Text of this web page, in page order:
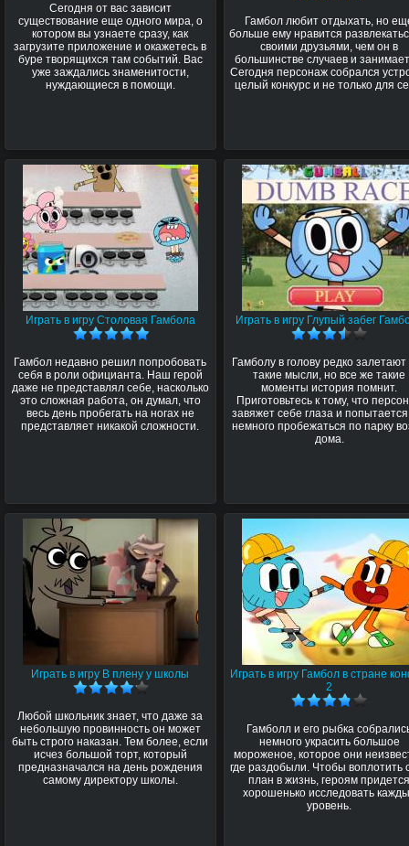
Сегодня от вас зависит
существование еще одного мира, о
котором вы узнаете сразу, как
загрузите приложение и окажетесь в
буре творящихся там событий. Вас
уже заждались знаменитости,
нуждающиеся в помощи.
Гамбол любит отдыхать, но
больше ему нравится
своими друзьями, чем он в
большинстве случаев и
Сегодня персонаж собрался
целый конкурс и не только для
Играть в игру Столовая Гамбола
Гамбол недавно решил попробовать
себя в роли официанта. Наш герой
даже не представлял себе, насколько
это сложная работа, он думал, что
весь день пробегать на ногах не
представляет никакой сложности.
Играть в игру Глупый забег
Гамболу в голову редко залетают
такие мысли, но все же такие
моменты история помнит.
Приготовьтесь к тому, что
завяжет себе глаза и попытается
немного пробежаться по парку
дома.
Играть в игру В плену у школы
Любой школьник знает, что даже за
небольшую провинность он может
быть строго наказан. Тем более, если
исчез большой торт, который
предназначался на день рождения
самому директору школы.
Играть в игру Гамбол в стране
2
Гамболл и его рыбка
немного украсить большое
мороженое, которое они
где раздобыли. Чтобы воплотить
план в жизнь, героям
хорошенько исследовать
уровень.